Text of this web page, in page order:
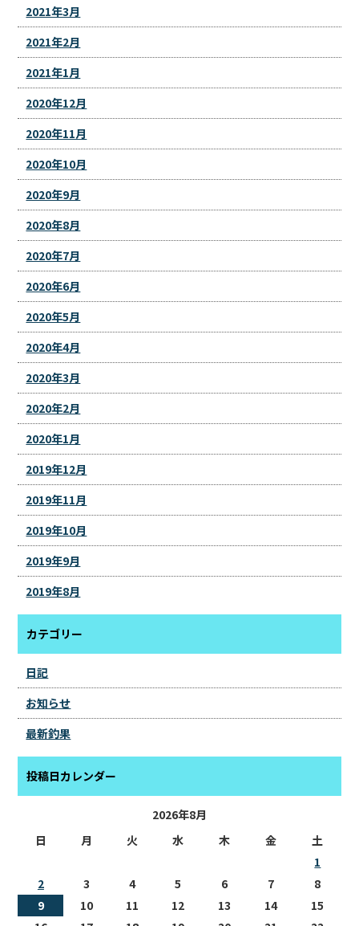
2021年3月
2021年2月
2021年1月
2020年12月
2020年11月
2020年10月
2020年9月
2020年8月
2020年7月
2020年6月
2020年5月
2020年4月
2020年3月
2020年2月
2020年1月
2019年12月
2019年11月
2019年10月
2019年9月
2019年8月
カテゴリー
日記
お知らせ
最新釣果
投稿日カレンダー
2026年8月
日
月 火 水 木 金
土
1
2
3 4 5 6 7
8
9
10 11 12 13 14
15